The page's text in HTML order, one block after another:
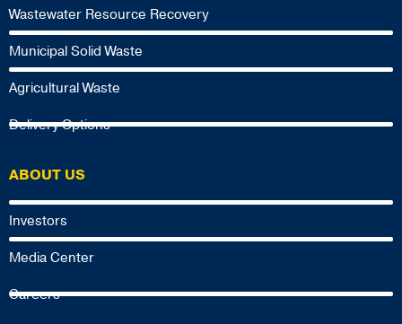
Wastewater Resource Recovery
Municipal Solid Waste
Agricultural Waste
Delivery Options
ABOUT US
Investors
Media Center
Careers